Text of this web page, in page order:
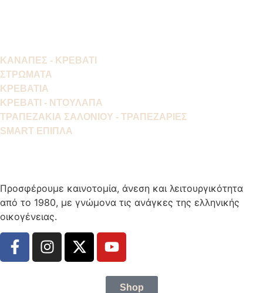
ΚΑΝΑΠΕΣ - ΚΡΕΒΑΤΙ
ΣΤΡΩΜΑΤΑ
ΚΡΕΒΑΤΙΑ
ΚΡΕΒΑΤΙ - ΝΤΟΥΛΑΠΑ
ΤΡΑΠΕΖΑΚΙΑ ΣΑΛΟΝΙΟΥ - ΤΡΑΠΕΖΑΡΙΕΣ
SMART ΕΠΙΠΛΑ
Προσφέρουμε καινοτομία, άνεση και λειτουργικότητα
από το 1980, με γνώμονα τις ανάγκες της ελληνικής
οικογένειας.
Shop